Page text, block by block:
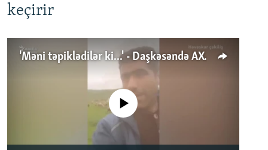
keçirir
'Məni təpiklədilər ki...' - Daşkəsəndə AXCP fəalının yaxınları onun həbsinə etiraz edirlər
No media source currently available